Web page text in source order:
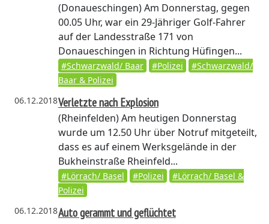
(Donaueschingen)Am Donnerstag, gegen
00.05 Uhr, war ein 29-Jähriger Golf-Fahrer
auf der Landesstraße 171 von
Donaueschingen in Richtung Hüfingen...
#Schwarzwald/ Baar #Polizei
#Schwarzwald/
Baar & Polizei
06.12.2018Verletzte nach Explosion
(Rheinfelden)Am heutigen Donnerstag
wurde um 12.50 Uhr über Notruf mitgeteilt,
dass es auf einem Werksgelände in der
Bukheinstraße Rheinfeld...
#Lörrach/ Basel #Polizei
#Lörrach/ Basel &
Polizei
06.12.2018Auto gerammt und geflüchtet